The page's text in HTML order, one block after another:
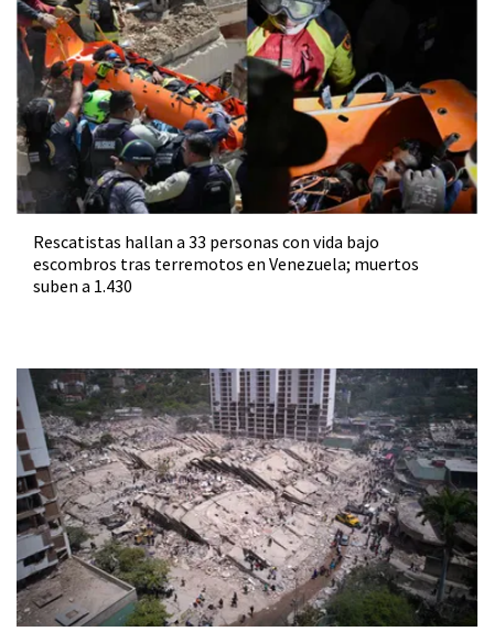
Rescatistas hallan a 33 personas con vida bajo
escombros tras terremotos en Venezuela; muertos
suben a 1.430